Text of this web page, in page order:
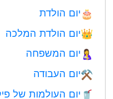
🎂 יום הולדת
👑יום הולדת המלכה
🤱 יום המשפחה
⚒️יום העבודה
🥤 יום העולמות של